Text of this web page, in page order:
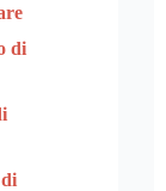
di